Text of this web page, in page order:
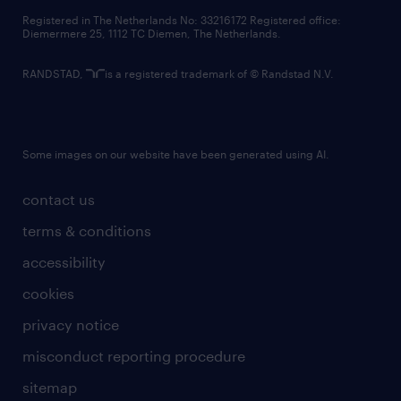
contact us
terms & conditions
accessibility
cookies
privacy notice
misconduct reporting procedure
sitemap
Registered in The Netherlands No: 33216172 Registered office:
Diemermere 25, 1112 TC Diemen, The Netherlands.
RANDSTAD, is a registered trademark of © Randstad N.V.
Some images on our website have been generated using AI.